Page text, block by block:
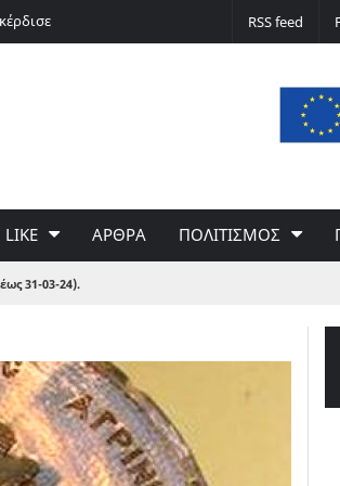
Ο Ερνστ Φίσερ για τις Δίκες της Μόσχας
RSS feed
LIKE ΑΡΘΡΑ ΠΟΛΙΤΙΣΜΟΣ
31-03-24).